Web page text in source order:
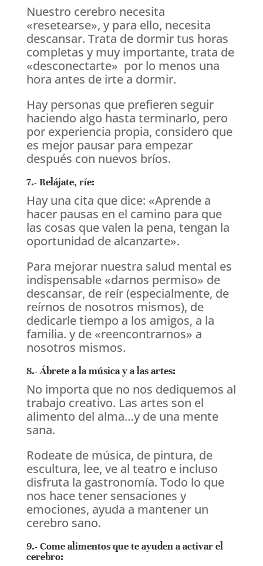
Nuestro cerebro necesita
«resetearse», y para ello, necesita
descansar. Trata de dormir tus horas
completas y muy importante, trata de
«desconectarte» por lo menos una
hora antes de irte a dormir.
Hay personas que prefieren seguir
haciendo algo hasta terminarlo, pero
por experiencia propia, considero que
es mejor pausar para empezar
después con nuevos bríos.
7.- Relájate, ríe:
Hay una cita que dice: «Aprende a
hacer pausas en el camino para que
las cosas que valen la pena, tengan la
oportunidad de alcanzarte».
Para mejorar nuestra salud mental es
indispensable «darnos permiso» de
descansar, de reír (especialmente, de
reírnos de nosotros mismos), de
dedicarle tiempo a los amigos, a la
familia. y de «reencontrarnos» a
nosotros mismos.
8.- Ábrete a la música y a las artes:
No importa que no nos dediquemos al
trabajo creativo. Las artes son el
alimento del alma…y de una mente
sana.
Rodeate de música, de pintura, de
escultura, lee, ve al teatro e incluso
disfruta la gastronomía. Todo lo que
nos hace tener sensaciones y
emociones, ayuda a mantener un
cerebro sano.
9.- Come alimentos que te ayuden a activar el
cerebro: